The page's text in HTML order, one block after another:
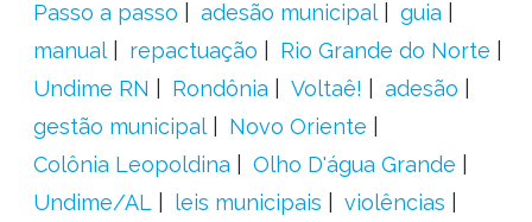
Passo a passo
adesão municipal
guia
manual
repactuação
Rio Grande do Norte
Undime RN
Rondônia Voltaê!
adesão
gestão municipal
Novo Oriente
Colônia Leopoldina
Olho D'água Grande
Undime/AL
leis municipais
violências